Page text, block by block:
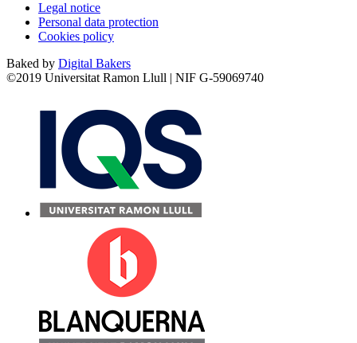
Legal notice
Personal data protection
Cookies policy
Baked by Digital Bakers
©2019 Universitat Ramon Llull | NIF G-59069740